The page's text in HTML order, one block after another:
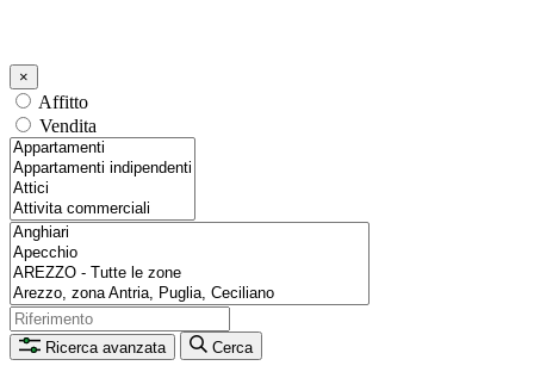
×
Affitto
Vendita
Ricerca avanzata Cerca